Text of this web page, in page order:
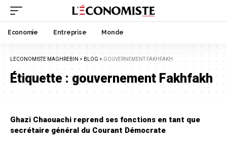
Economie Entreprise Monde
LECONOMISTE MAGHREBIN > BLOG > GOUVERNEMENT FAKHFAKH
Étiquette :gouvernement Fakhfakh
Ghazi Chaouachi reprend ses fonctions en tant que
secrétaire général du Courant Démocrate